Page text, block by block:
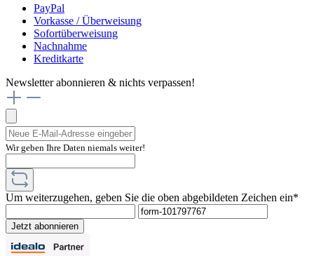
PayPal
Vorkasse / Überweisung
Sofortüberweisung
Nachnahme
Kreditkarte
Newsletter abonnieren & nichts verpassen!
Wir geben Ihre Daten niemals weiter!
Um weiterzugehen, geben Sie die oben abgebildeten Zeichen ein*
Jetzt abonnieren